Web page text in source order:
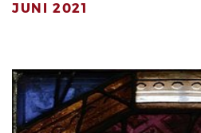
JUNI 2021